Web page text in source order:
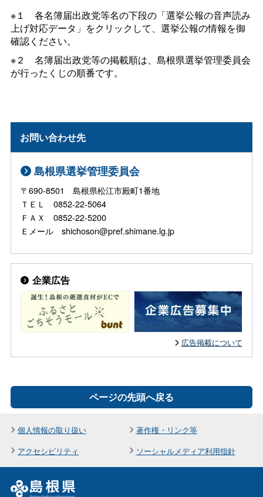
※１ 各名簿届出政党等名の下段の「選挙公報の音声読み
上げ対応データ」をクリックして、選挙公報の情報を御
確認ください。
※２ 名簿届出政党等の掲載順は、島根県選挙管理委員会
が行ったくじの順番です。
お問い合わせ先
島根県選挙管理委員会
〒690-8501 島根県松江市殿町1番地
ＴＥＬ 0852-22-5064
ＦＡＸ 0852-22-5200
Ｅメール shichoson@pref.shimane.lg.jp
企業広告
広告掲載について
ページの先頭へ戻る
個人情報の取り扱い
著作権・リンク等
アクセシビリティ
ソーシャルメディア利用指針